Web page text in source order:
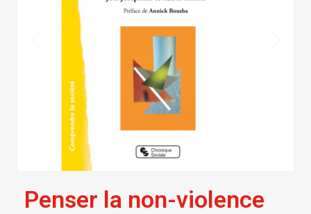
Penser la non-violence